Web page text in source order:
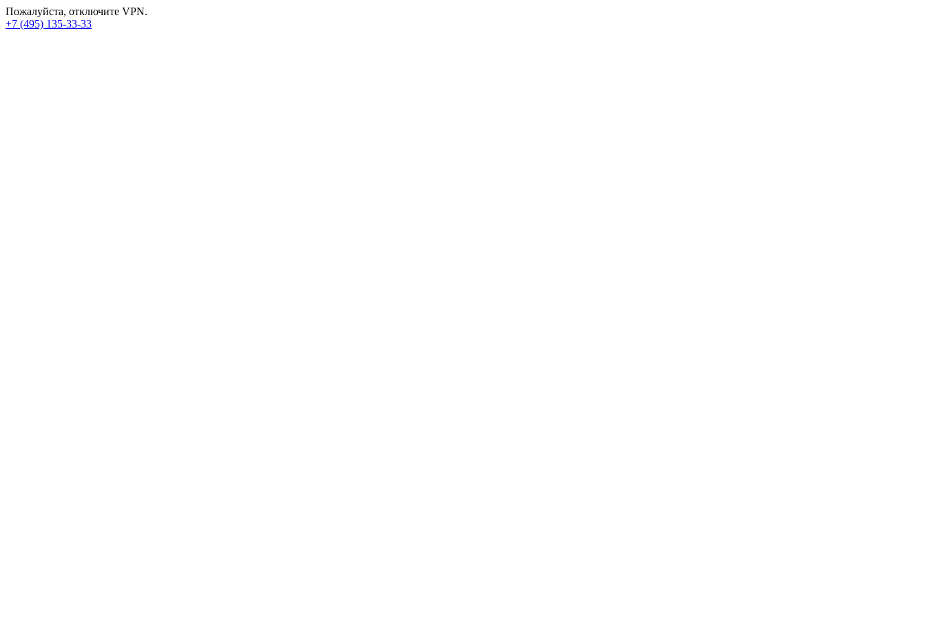
Пожалуйста, отключите VPN.
+7 (495) 135-33-33